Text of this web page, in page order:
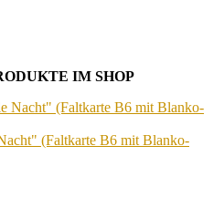
IM SHOP
(Faltkarte B6 mit Blanko-